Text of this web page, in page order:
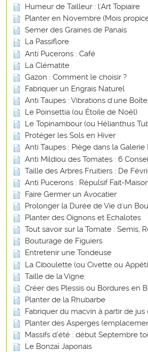
Humeur de Tailleur : l'Art Topiaire
Planter en Novembre (Mois
Semer des Graines de Panais
La Passiflore
Anti Pucerons : Café
La Clématite
Gazon : Comment le choisir ?
Fabriquer un Engrais Naturel
Anti Taupes : Vibrations d'une
Le Poinsettia (ou Étoile de Noël)
Le Topinambour (ou Hélianthus
Protéger les Sols en Hiver
Anti Taupes : Piège dans la Galerie
Anti Mildiou des Tomates : 6
Taille des Arbres Fruitiers : De
Anti Pucerons : Répulsif Fait-
Faire Germer un Avocatier
Prolonger la Durée de Vie d'un
Planter des Oignons et Echalotes
Tout savoir sur la Tomate : Semis,
Bouturage de Figuiers
Entretenir une Tondeuse
La Ciboulette (ou Civette ou
Taille de la Vigne
Créer des Plessis ou Bordures en
Planter de la Rhubarbe
Fabriquer du macvin à partir de jus
Planter des Asperges
Massifs d’été : début Septembre
Le Bonzaï Japonais